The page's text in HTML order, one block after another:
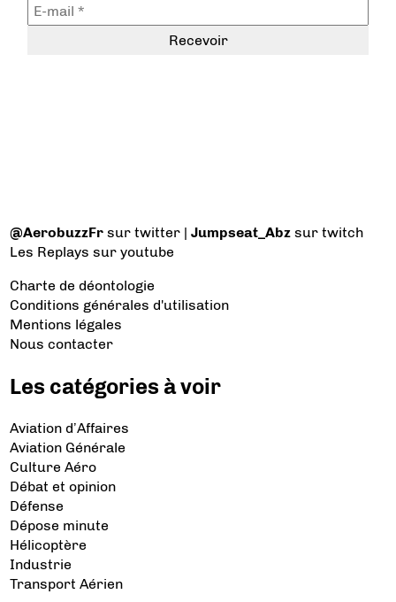
@AerobuzzFr sur twitter |Jumpseat_Abz sur twitch
Les Replays sur youtube
Charte de déontologie
Conditions générales d'utilisation
Mentions légales
Nous contacter
Les catégories à voir
Aviation d’Affaires
Aviation Générale
Culture Aéro
Débat et opinion
Défense
Dépose minute
Hélicoptère
Industrie
Transport Aérien